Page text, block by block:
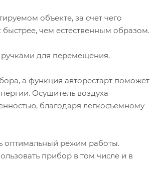
объекте, за счет чего
чем естественным образом.
для перемещения.
а функция авторестарт поможет
Осушитель воздуха
благодаря легкосъемному
оптимальный режим работы.
прибор в том числе и в